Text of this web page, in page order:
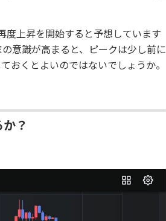
度上昇を開始すると予想しています
意識が高まると、ピークは少し前に
おくとよいのではないでしょうか。
？